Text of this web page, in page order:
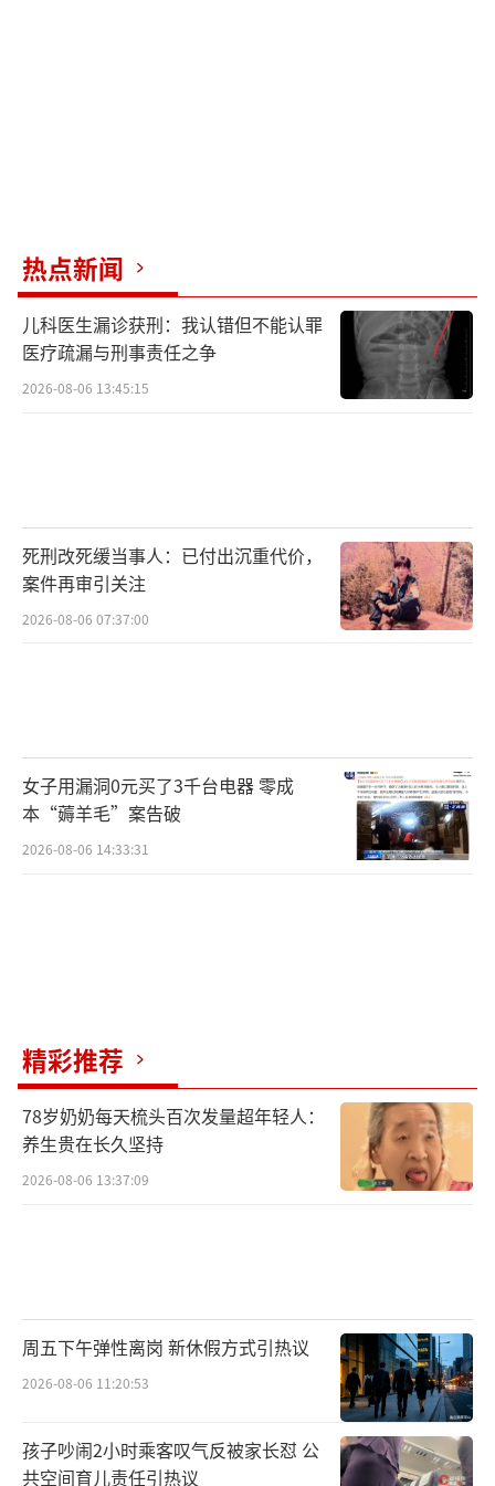
热点新闻
儿科医生漏诊获刑：我认错但不能认罪
医疗疏漏与刑事责任之争
2026-08-06 13:45:15
死刑改死缓当事人：已付出沉重代价，
案件再审引关注
2026-08-06 07:37:00
女子用漏洞0元买了3千台电器 零成
本“薅羊毛”案告破
2026-08-06 14:33:31
精彩推荐
78岁奶奶每天梳头百次发量超年轻人：
养生贵在长久坚持
2026-08-06 13:37:09
周五下午弹性离岗 新休假方式引热议
2026-08-06 11:20:53
孩子吵闹2小时乘客叹气反被家长怼 公
共空间育儿责任引热议